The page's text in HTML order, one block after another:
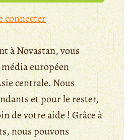
connecter
à Novastan, vous
européen
centrale. Nous
et pour le rester,
de votre aide ! Grâce à
nous pouvons